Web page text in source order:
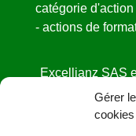
Gérer
cookies
catégorie
- actions de
Excellianz SAS
sous le NDA